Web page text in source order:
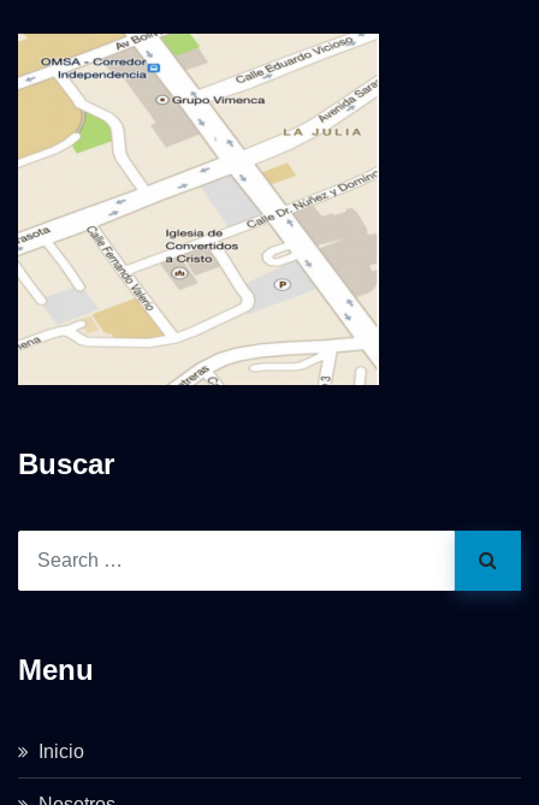
Buscar
Menu
Inicio